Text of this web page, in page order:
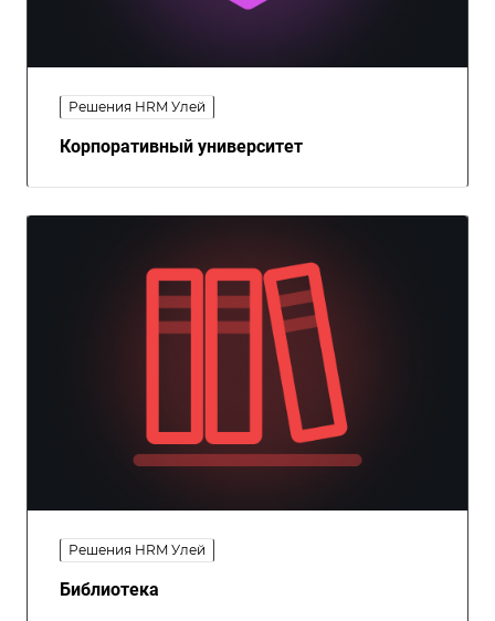
Решения HRM Улей
Корпоративный университет
Решения HRM Улей
Библиотека